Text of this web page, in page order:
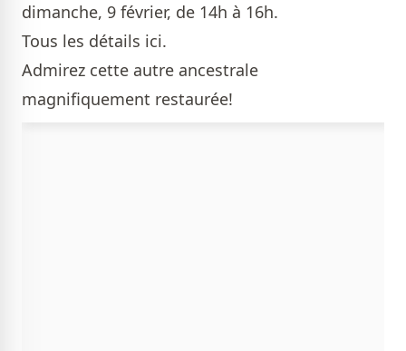
dimanche, 9 février, de 14h à 16h.
Tous les détails ici.
Admirez cette autre ancestrale
magnifiquement restaurée!